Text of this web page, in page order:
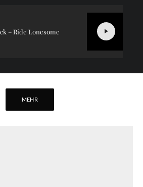
– Ride Lonesome
MEHR